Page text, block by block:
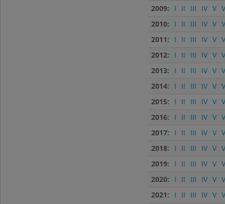
2009:
I II III IV V
2010:
I II III IV V
2011:
I II III IV V
2012:
I II III IV V
2013:
I II III IV V
2014:
I II III IV V
2015:
I II III IV V
2016:
I II III IV V
2017:
I II III IV V
2018:
I II III IV V
2019:
I II III IV V
2020:
I II III IV V
2021:
I II III IV V